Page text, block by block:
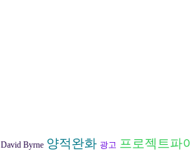
David Byrne 양적완화 광고 프로젝트파